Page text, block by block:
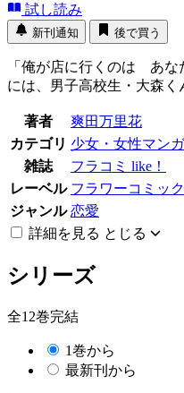
試し読み
新刊通知 後で買う
「俺が店に行くのは あな
には、男子高校生・大森
著者
爽田万里花
カテゴリ 少女・女性マンガ
雑誌
フラコミ like！
レーベル フラワーコミッ
ジャンル 恋愛
詳細を見る とじる
シリーズ
全12巻完結
1巻から
最新刊から